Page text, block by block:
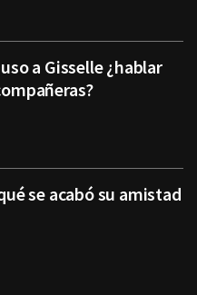
a Gisselle ¿hablar
se acabó su amistad